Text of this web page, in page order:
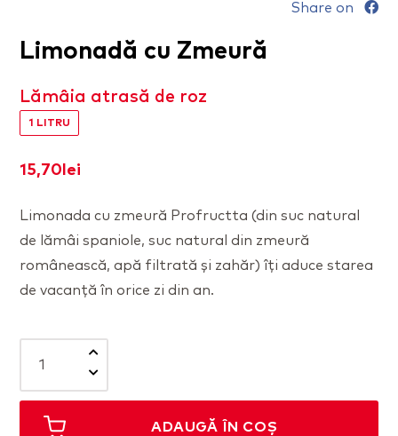
Share on
Limonadă cu Zmeură
Lămâia atrasă de roz
1 LITRU
15,70 lei
Limonada cu zmeură Profructta (din suc natural
de lămâi spaniole, suc natural din zmeură
românească, apă filtrată și zahăr) îți aduce starea
de vacanță în orice zi din an.
Limonadă
cu
Zmeură
ADAUGĂ ÎN COȘ